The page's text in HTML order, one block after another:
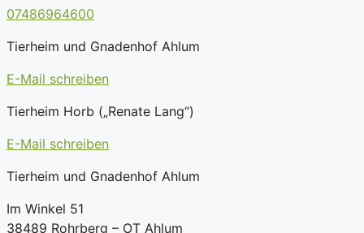
07486964600
Tierheim und Gnadenhof Ahlum
E-Mail schreiben
Tierheim Horb („Renate Lang“)
E-Mail schreiben
Tierheim und Gnadenhof Ahlum
Im Winkel 51
38489 Rohrberg – OT Ahlum